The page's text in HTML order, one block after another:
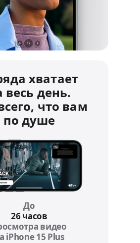
хватает
весь день.
что вам
по душе
До
26 часов
видео
iPhone 15 PlusRefer to legal